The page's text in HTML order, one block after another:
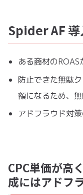
Spider AF 導
ある商材のROAS
防止できた無駄
額になるため、
アドフラウド対
CPC単価が高
成にはアドフ